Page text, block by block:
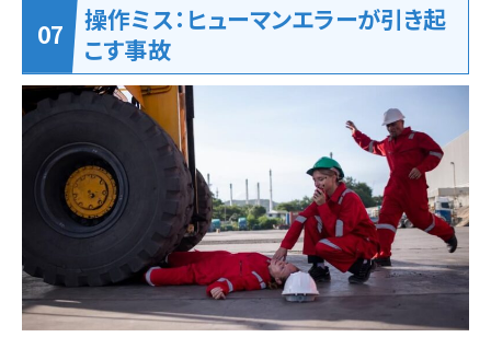
操作ミス：ヒューマンエラーが引き起
こす事故